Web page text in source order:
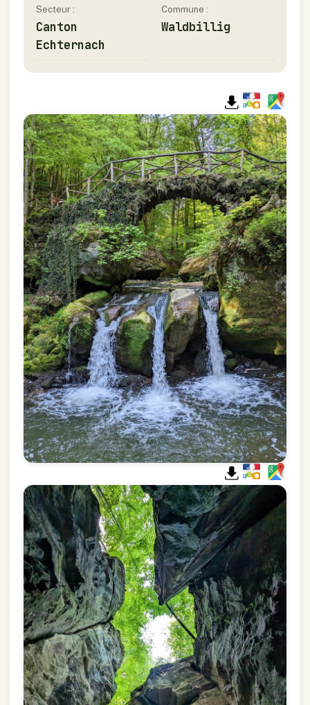
Secteur :
Canton
Echternach
Commune :
Waldbillig